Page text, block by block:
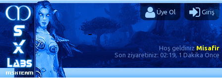
Üye Ol Giriş
Hoş geldinizMisafir
Son ziyaretiniz: 02:19, 1 Dakika Önce